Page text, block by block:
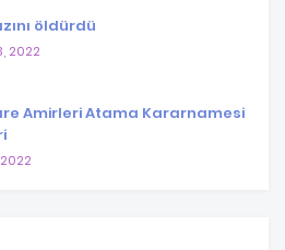
öldürdü
2022
Amirleri Atama Kararnamesi
2022